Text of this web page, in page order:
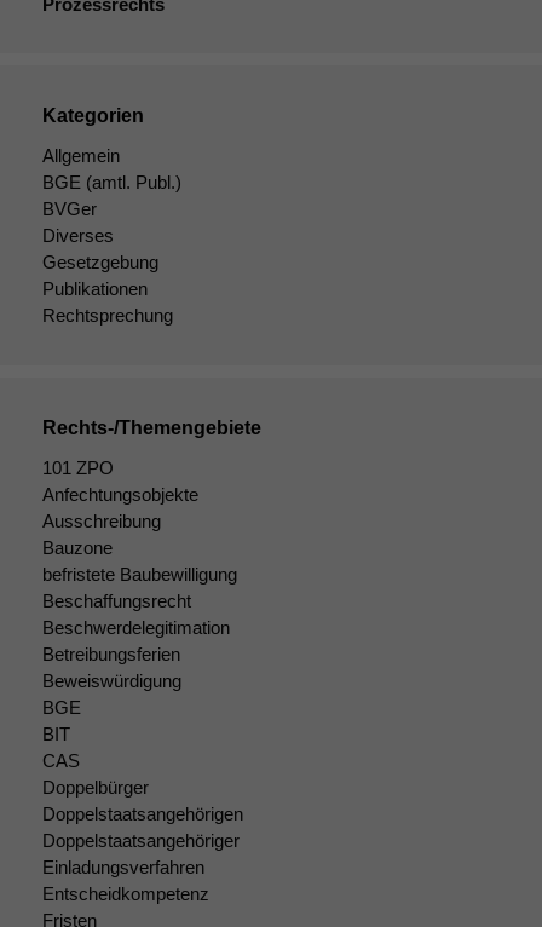
Prozessrechts
Kategorien
Allgemein
BGE (amtl. Publ.)
BVGer
Diverses
Gesetzgebung
Publikationen
Rechtsprechung
Rechts-/Themengebiete
101 ZPO
Anfechtungsobjekte
Ausschreibung
Bauzone
befristete Baubewilligung
Beschaffungsrecht
Beschwerdelegitimation
Betreibungsferien
Beweiswürdigung
BGE
BIT
CAS
Doppelbürger
Doppelstaatsangehörigen
Doppelstaatsangehöriger
Einladungsverfahren
Entscheidkompetenz
Fristen